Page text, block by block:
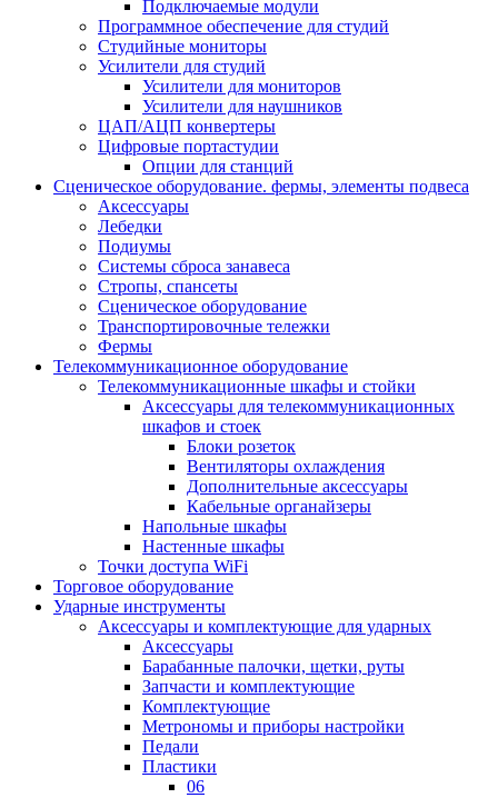
Подключаемые модули
Программное обеспечение для студий
Студийные мониторы
Усилители для студий
Усилители для мониторов
Усилители для наушников
ЦАП/АЦП конвертеры
Цифровые портастудии
Опции для станций
Сценическое оборудование. фермы, элементы подвеса
Аксессуары
Лебедки
Подиумы
Системы сброса занавеса
Стропы, спансеты
Сценическое оборудование
Транспортировочные тележки
Фермы
Телекоммуникационное оборудование
Телекоммуникационные шкафы и стойки
Аксессуары для телекоммуникационных
шкафов и стоек
Блоки розеток
Вентиляторы охлаждения
Дополнительные аксессуары
Кабельные органайзеры
Напольные шкафы
Настенные шкафы
Точки доступа WiFi
Торговое оборудование
Ударные инструменты
Аксессуары и комплектующие для ударных
Аксессуары
Барабанные палочки, щетки, руты
Запчасти и комплектующие
Комплектующие
Метрономы и приборы настройки
Педали
Пластики
06